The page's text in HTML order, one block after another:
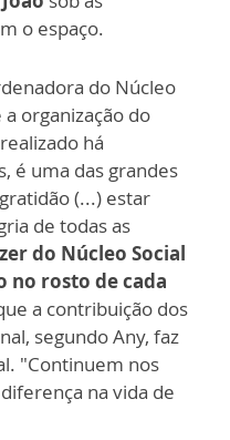
o espaço.
do Núcleo
a organização do
há
é uma das grandes
(...) estar
de todas as
do Núcleo Social
no rosto de cada
a contribuição dos
segundo Any, faz
"Continuem nos
na vida de